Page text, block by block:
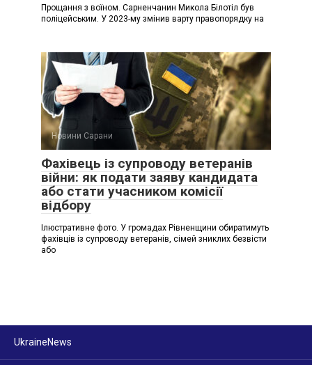
Прощання з воїном. Сарненчанин Микола Білотіл був
поліцейським. У 2023-му змінив варту правопорядку на
Новини Сарани
Фахівець із супроводу ветеранів
війни: як подати заяву кандидата
або стати учасником комісії
відбору
Ілюстративне фото. У громадах Рівненщини обиратимуть
фахівців із супроводу ветеранів, сімей зниклих безвісти
або
UkraineNews